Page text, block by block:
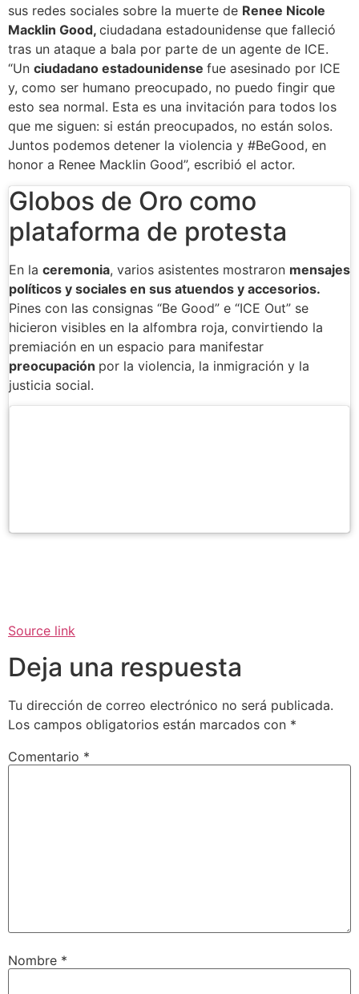
sus redes sociales sobre la muerte de Renee Nicole
Macklin Good, ciudadana estadounidense que falleció
tras un ataque a bala por parte de un agente de ICE.
“Un ciudadano estadounidense fue asesinado por ICE
y, como ser humano preocupado, no puedo fingir que
esto sea normal. Esta es una invitación para todos los
que me siguen: si están preocupados, no están solos.
Juntos podemos detener la violencia y #BeGood, en
honor a Renee Macklin Good”, escribió el actor.
Globos de Oro como
plataforma de protesta
En la ceremonia, varios asistentes mostraron mensajes
políticos y sociales en sus atuendos y accesorios.
Pines con las consignas “Be Good” e “ICE Out” se
hicieron visibles en la alfombra roja, convirtiendo la
premiación en un espacio para manifestar
preocupación por la violencia, la inmigración y la
justicia social.
Source link
Deja una respuesta
Tu dirección de correo electrónico no será publicada.
Los campos obligatorios están marcados con *
Comentario *
Nombre *